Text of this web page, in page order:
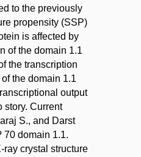
to the previously
propensity (SSP)
is affected by
of the domain 1.1
the transcription
the domain 1.1
output
story. Current
S., and Darst
70 domain 1.1.
ray crystal structure